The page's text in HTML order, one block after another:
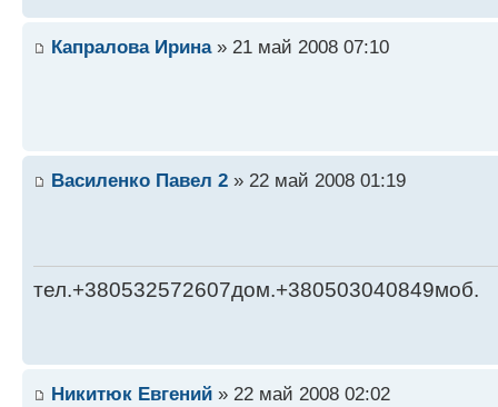
Капралова Ирина» 21 май 2008 07:10
Василенко Павел 2 » 22 май 2008 01:19
тел.+380532572607дом.+380503040849моб.
Никитюк Евгений » 22 май 2008 02:02